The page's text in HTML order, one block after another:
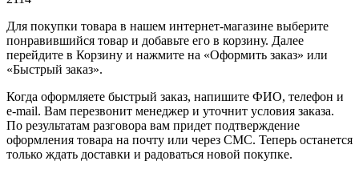
Для покупки товара в нашем интернет-магазине выберите
понравившийся товар и добавьте его в корзину. Далее
перейдите в Корзину и нажмите на «Оформить заказ» или
«Быстрый заказ».
Когда оформляете быстрый заказ, напишите ФИО, телефон и
e-mail. Вам перезвонит менеджер и уточнит условия заказа.
По результатам разговора вам придет подтверждение
оформления товара на почту или через СМС. Теперь останется
только ждать доставки и радоваться новой покупке.